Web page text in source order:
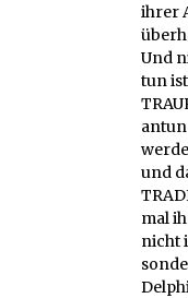
ihrer
Und
tun
und
mal
nicht